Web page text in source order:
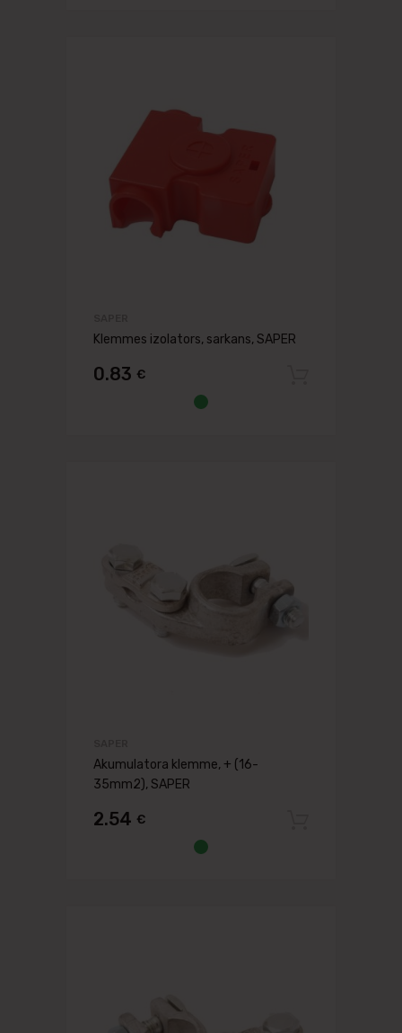
Klemmes izolators, sarkans, SAPER
0.83 €
Akumulatora klemme, + (16-
35mm2), SAPER
2.54 €